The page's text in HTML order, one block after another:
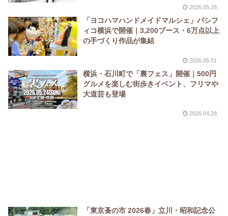
2026.05.28
「ヨコハマハンドメイドマルシェ」パシフ
ィコ横浜で開催｜3,200ブース・6万点以上
の手づくり作品が集結
2026.05.01
横浜・石川町で「裏フェス」開催｜500円
グルメを楽しむ街歩きイベント、フリマや
大道芸も登場
2026.04.28
「東京蚤の市 2026春」立川・昭和記念公